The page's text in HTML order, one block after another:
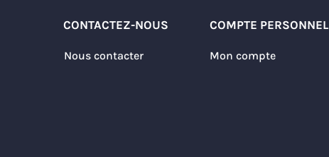
CONTACTEZ-NOUS
Nous contacter
COMPTE PERSONNEL
Mon compte